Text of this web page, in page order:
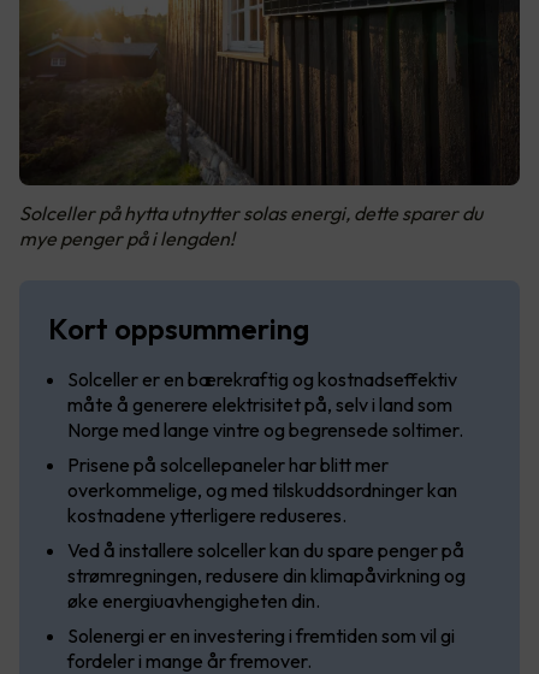
Solceller på hytta utnytter solas energi, dette sparer du
mye penger på i lengden!
Kort oppsummering
Solceller er en bærekraftig og kostnadseffektiv
måte å generere elektrisitet på, selv i land som
Norge med lange vintre og begrensede soltimer.
Prisene på solcellepaneler har blitt mer
overkommelige, og med tilskuddsordninger kan
kostnadene ytterligere reduseres.
Ved å installere solceller kan du spare penger på
strømregningen, redusere din klimapåvirkning og
øke energiuavhengigheten din.
Solenergi er en investering i fremtiden som vil gi
fordeler i mange år fremover.